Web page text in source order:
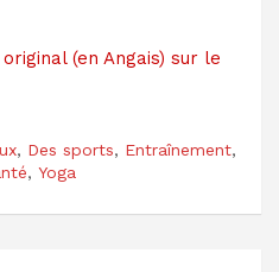
(en Angais) sur le
, Des sports, Entraînement,
, Yoga